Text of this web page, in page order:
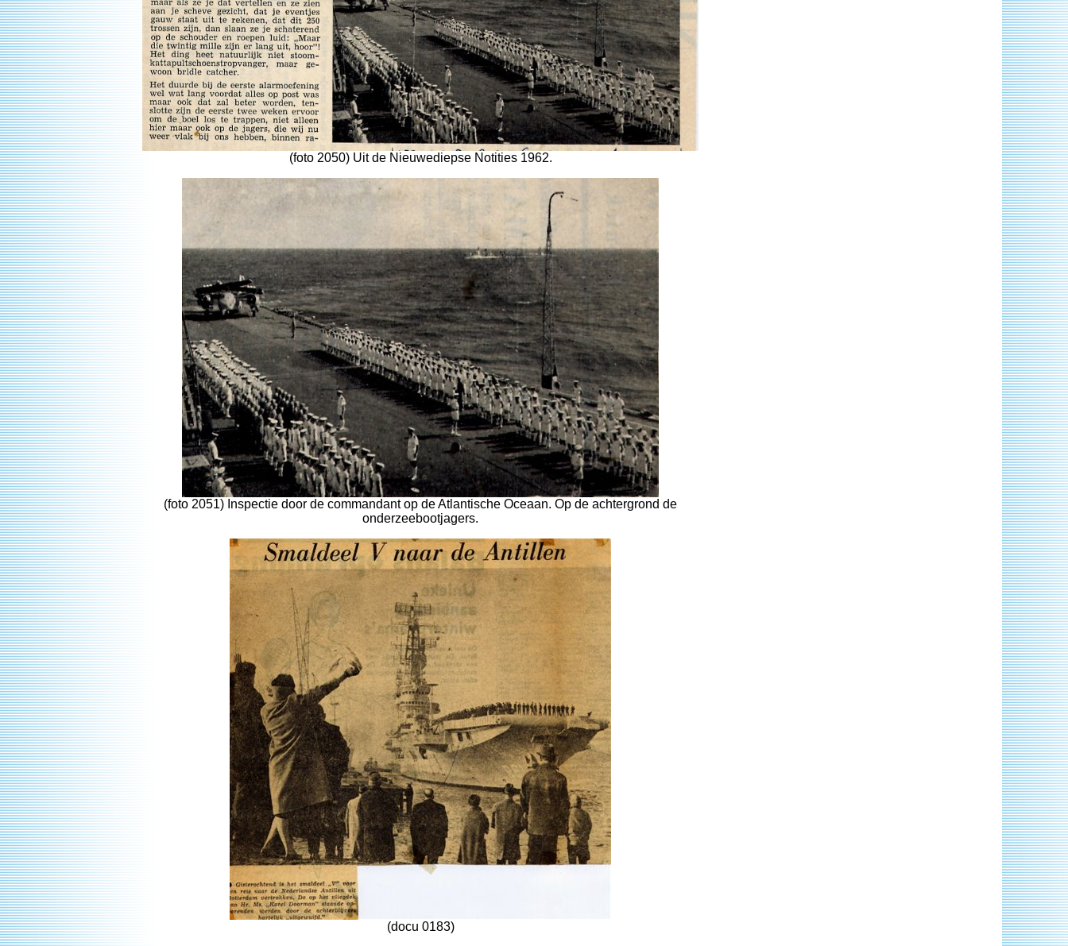
(foto 2050) Uit de Nieuwediepse Notities 1962.
(foto 2051) Inspectie door de commandant op de Atlantische Oceaan. Op de achtergrond de
onderzeebootjagers.
(docu 0183)